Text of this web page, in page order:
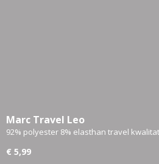
Marc Travel Leo
92% polyester 8% elasthan travel
€ 5,99